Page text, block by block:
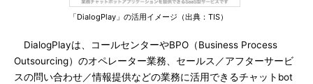
「DialogPlay」の活用イメージ（出典：TIS）
DialogPlayは、コールセンターやBPO（Business Process
Outsourcing）のオペレーター業務、セールス／アフターサービ
スの問い合わせ／情報提供などの業務に活用できるチャットbot